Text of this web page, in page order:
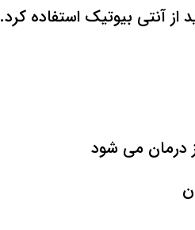
آنتی بیوتیک استفاده کرد.
درمان می شود